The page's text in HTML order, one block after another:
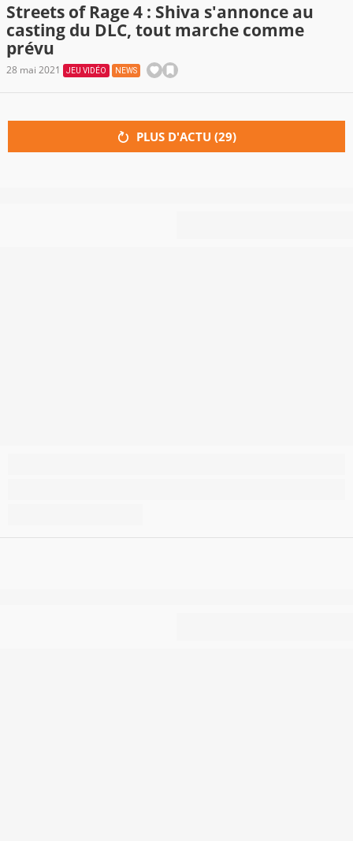
Streets of Rage 4 : Shiva s'annonce au
casting du DLC, tout marche comme
prévu
28 mai 2021 JEU VIDÉO NEWS
PLUS D'ACTU (29)